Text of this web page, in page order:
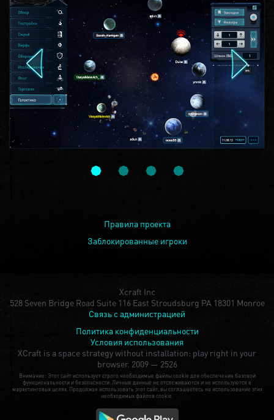
Правила проекта
Заблокированные игроки
Xcraft Inc
528 Seven Bridge Road Suite 116 East Stroudsburg PA 18301 Monroe
Связь с администрацией
Политика конфиденциальности
Условия использования
XCraft is a space strategy without installation: play right in your
browser. 2009 — 2526
Внимание: Этот сайт использует строго необходимые файлы cookie для обеспечения базовой
функциональности и безопасности. Личные данные не отслеживаются и не используются в
маркетинговых целях. Продолжая использовать этот сайт, вы соглашаетесь на использование этих
необходимых файлов cookie.